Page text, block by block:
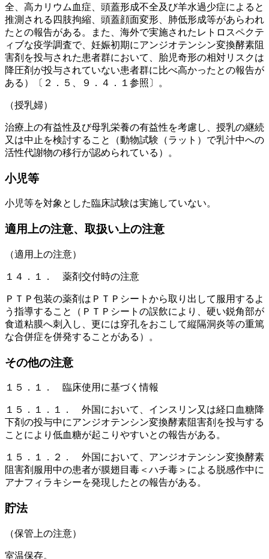
全、高カリウム血症、頭蓋形成不全及び羊水過少症によると
推測される四肢拘縮、頭蓋顔面変形、肺低形成等があらわれ
たとの報告がある。また、海外で実施されたレトロスペクテ
ィブな疫学調査で、妊娠初期にアンジオテンシン変換酵素阻
害剤を投与された患者群において、胎児奇形の相対リスクは
降圧剤が投与されていない患者群に比べ高かったとの報告が
ある）〔２．５、９．４．１参照〕。
（授乳婦）
治療上の有益性及び母乳栄養の有益性を考慮し、授乳の継続
又は中止を検討すること（動物試験（ラット）で乳汁中への
活性代謝物の移行が認められている）。
小児等
小児等を対象とした臨床試験は実施していない。
適用上の注意、取扱い上の注意
（適用上の注意）
１４．１． 薬剤交付時の注意
ＰＴＰ包装の薬剤はＰＴＰシートから取り出して服用するよ
う指導すること（ＰＴＰシートの誤飲により、硬い鋭角部が
食道粘膜へ刺入し、更には穿孔をおこして縦隔洞炎等の重篤
な合併症を併発することがある）。
その他の注意
１５．１． 臨床使用に基づく情報
１５．１．１． 外国において、インスリン又は経口血糖降
下剤の投与中にアンジオテンシン変換酵素阻害剤を投与する
ことにより低血糖が起こりやすいとの報告がある。
１５．１．２． 外国において、アンジオテンシン変換酵素
阻害剤服用中の患者が膜翅目毒＜ハチ毒＞による脱感作中に
アナフィラキシーを発現したとの報告がある。
貯法
（保管上の注意）
室温保存。